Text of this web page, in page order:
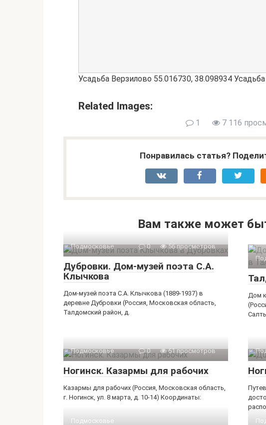
Усадьба Верзилово 55.016730, 38.098934
Related Images:
1 7 116
Понравилась статья?
Вам также может
Подмосковье 0 56 просмотров
Дубровки. Дом-музей поэта С.А.
Клычкова
Дом-музей поэта С.А. Клычкова (1889-1937) в
деревне Дубровки (Россия, Московская область,
Талдомский район, д.
Дом
Подмосковье 0 61 просмотров
Ногинск. Казармы для рабочих
Казармы для рабочих (Россия, Московская область,
г. Ногинск, ул. 8 марта, д. 10-14) Координаты:
Подмосковье